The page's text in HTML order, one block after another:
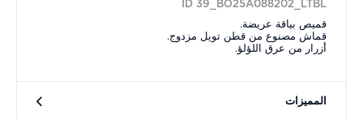
ID 39_BO25A088202_LTBL
قميص بياقة عريضة.
قماش مصنوع من قطن تويل مزدوج.
أزرار من عرق اللؤلؤ.
المميزات